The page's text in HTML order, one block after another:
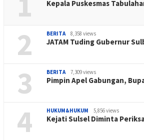
Kepala Puskesmas
2 BERITA 8,358 views
JATAM Tuding Gubernur
3 BERITA 7,309 views
Pimpin Apel Gabungan,
4 HUKUM&HUKUM 5,856 views
Kejati Sulsel Diminta